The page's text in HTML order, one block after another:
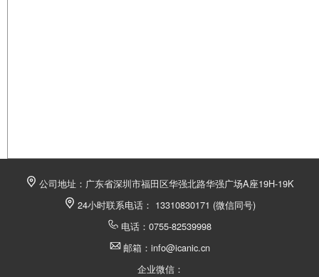
公司地址：广东省深圳市福田区华强北路华强广场A座19H-19K
24小时联系电话： 13310830171 (微信同号)
电话：0755-82539998
邮箱：info@icanic.cn
企业微信：